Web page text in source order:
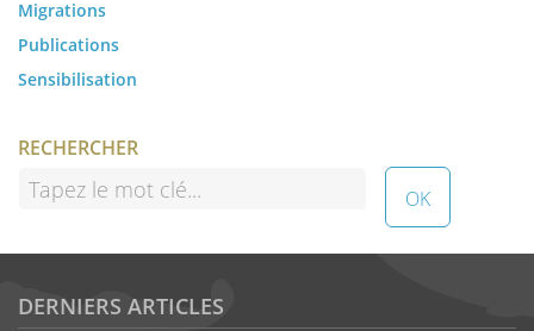
Migrations
Publications
Sensibilisation
RECHERCHER
DERNIERS ARTICLES